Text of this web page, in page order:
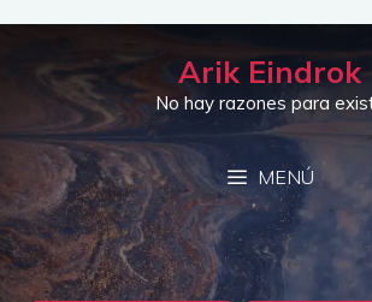
Saltar
contenido
Arik Eindrok
No hay razones para
MENÚ